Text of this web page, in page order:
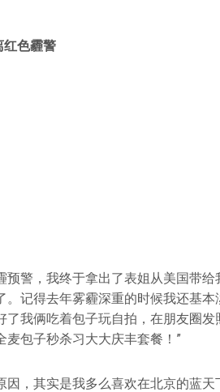
红色霾警
预警，我终于拿出了表姐从美国带
。记得去年雾霾深重的时候我还基
了我俩吃着包子玩自拍，在朋友圈
麦包子秒杀习大大庆丰套餐！”
因，其实是我多么喜欢在北京的蓝